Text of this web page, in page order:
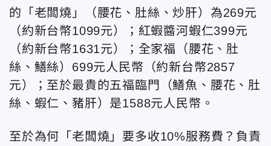
的「老闆燒」（腰花、肚絲、炒肝）為269元
（約新台幣1099元）；紅蝦醬河蝦仁399元
（約新台幣1631元）；全家福（腰花、肚
絲、鱔絲）699元人民幣（約新台幣2857
元）；至於最貴的五福臨門（鱔魚、腰花、肚
絲、蝦仁、豬肝）是1588元人民幣。
至於為何「老闆燒」要多收10%服務費？負責